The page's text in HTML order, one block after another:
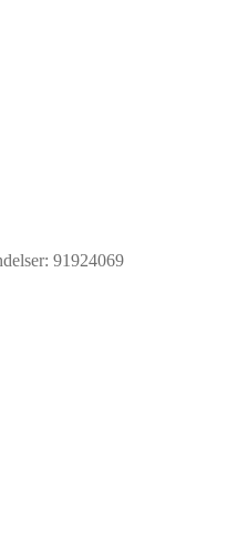
91924069